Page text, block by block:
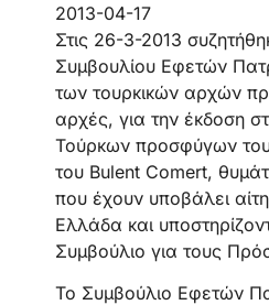
2013-04-17
Στις 26-3-2013
Συμβουλίου Εφετών
των τουρκικών αρχών
αρχές, για την έκδοση
Τούρκων προσφύγων
του Bulent Comert,
που έχουν υποβάλει
Ελλάδα και
Συμβούλιο για τους
Το Συμβούλιο Εφετών